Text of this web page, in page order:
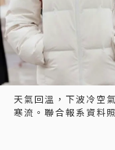
天氣回溫，下波冷空
寒流。聯合報系資料